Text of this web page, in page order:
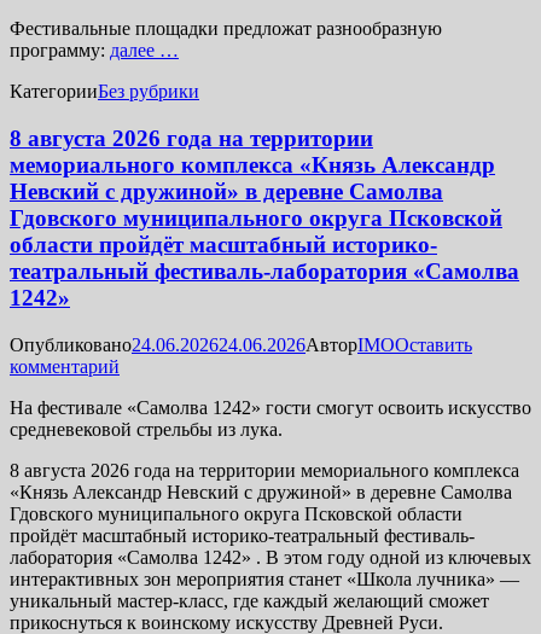
Фестивальные площадки предложат разнообразную
программу: далее …
КатегорииБез рубрики
8 августа 2026 года на территории
мемориального комплекса «Князь Александр
Невский с дружиной» в деревне Самолва
Гдовского муниципального округа Псковской
области пройдёт масштабный историко-
театральный фестиваль-лаборатория «Самолва
1242»
Опубликовано24.06.202624.06.2026АвторIMOОставить
комментарий
На фестивале «Самолва 1242» гости смогут освоить искусство
средневековой стрельбы из лука.
8 августа 2026 года на территории мемориального комплекса
«Князь Александр Невский с дружиной» в деревне Самолва
Гдовского муниципального округа Псковской области
пройдёт масштабный историко-театральный фестиваль-
лаборатория «Самолва 1242» . В этом году одной из ключевых
интерактивных зон мероприятия станет «Школа лучника» —
уникальный мастер-класс, где каждый желающий сможет
прикоснуться к воинскому искусству Древней Руси.